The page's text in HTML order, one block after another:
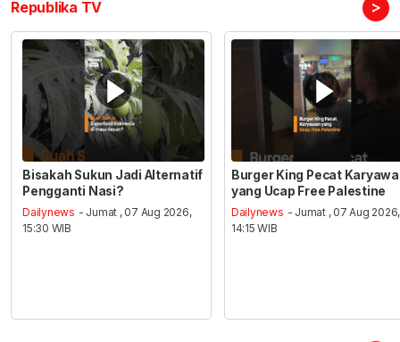
Republika TV >
Bisakah Sukun Jadi Alternatif
Pengganti Nasi?
Dailynews - Jumat , 07 Aug 2026,
15:30 WIB
Burger King Pecat
yang Ucap Free Palestine
Dailynews - Jumat , 07 Aug 2026,
14:15 WIB